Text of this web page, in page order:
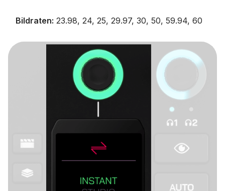
Bildraten: 23.98, 24, 25, 29.97, 30, 50, 59.94, 60